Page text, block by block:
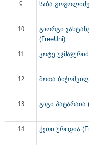
9 საბა გოგოლიძე
10
გიორგი
(FreeUni)
11 კოტე
12 შოთა
13 გიგი პატარაია
14 ქეთი ურიდია